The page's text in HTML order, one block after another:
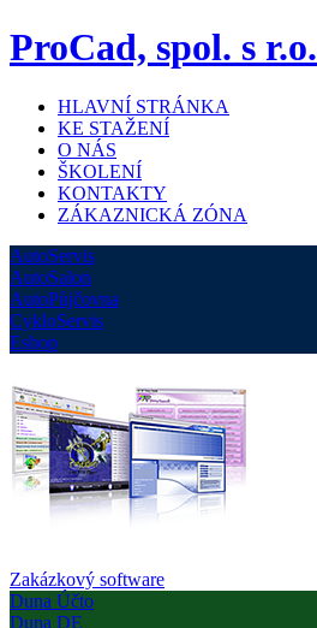
ProCad, spol. s r.o.
HLAVNÍ STRÁNKA
KE STAŽENÍ
O NÁS
ŠKOLENÍ
KONTAKTY
ZÁKAZNICKÁ ZÓNA
AutoServis
AutoSalon
AutoPůjčovna
CykloServis
Eshop
Zakázkový software
Duna Účto
Duna DE